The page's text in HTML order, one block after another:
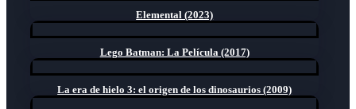
Elemental (2023)
Lego Batman: La Película (2017)
La era de hielo 3: el origen de los dinosaurios (2009)